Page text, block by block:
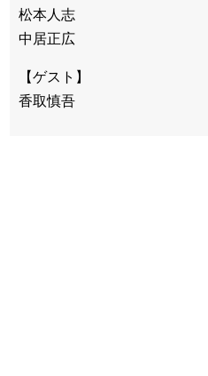
松本人志
中居正広
【ゲスト】
香取慎吾